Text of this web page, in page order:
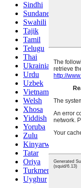
Sindhi
Sundanese
Swahili
Tajik
Tamil
Telugu
Thai
Ukrainian
Urdu
Uzbek
Vietnamese
Welsh
Xhosa
Yiddish
Yoruba
Zulu
Kinyarwanda
Tatar
Oriya
Turkmen
Uyghur